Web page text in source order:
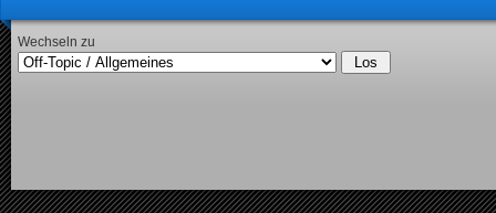
Wechseln zu